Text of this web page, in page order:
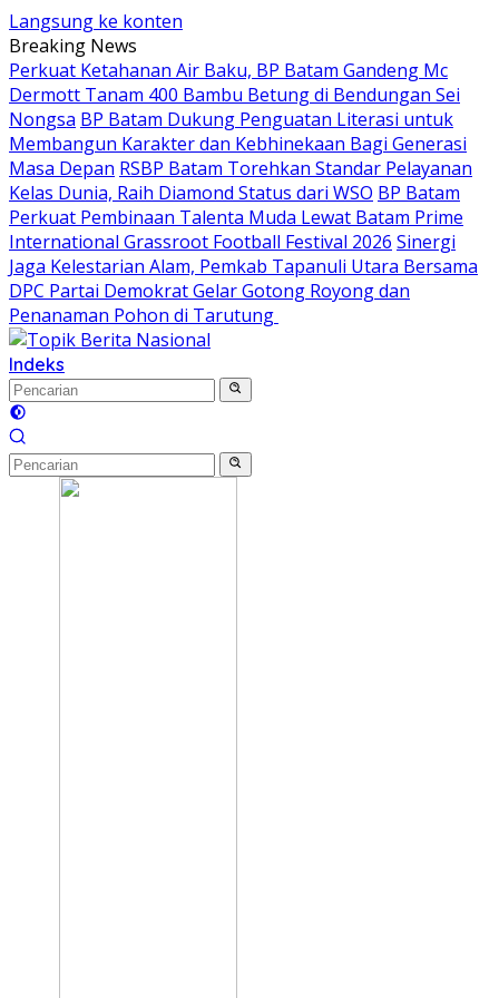
Langsung ke konten
Breaking News
Perkuat Ketahanan Air Baku, BP Batam Gandeng Mc
Dermott Tanam 400 Bambu Betung di Bendungan Sei
Nongsa BP Batam Dukung Penguatan Literasi untuk
Membangun Karakter dan Kebhinekaan Bagi Generasi
Masa Depan RSBP Batam Torehkan Standar Pelayanan
Kelas Dunia, Raih Diamond Status dari WSO BP Batam
Perkuat Pembinaan Talenta Muda Lewat Batam Prime
International Grassroot Football Festival 2026 Sinergi
Jaga Kelestarian Alam, Pemkab Tapanuli Utara Bersama
DPC Partai Demokrat Gelar Gotong Royong dan
Penanaman Pohon di Tarutung ‎
Indeks